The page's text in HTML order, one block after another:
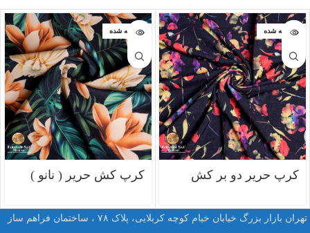
فروخته شده
کرپ حریر دو بر کش
فروخته شده
کرپ کش حریر ( نانو )
تهران بازار بزرگ خیابان خیام کوچه کربلایی، پلاک ۷۸ ، ساختمان فراهم ساز